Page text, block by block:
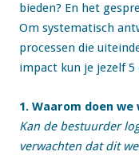
bieden? En het
Om systematisch
processen die
impact kun je jezelf
1. Waarom doen we
Kan de bestuurder
verwachten dat dit